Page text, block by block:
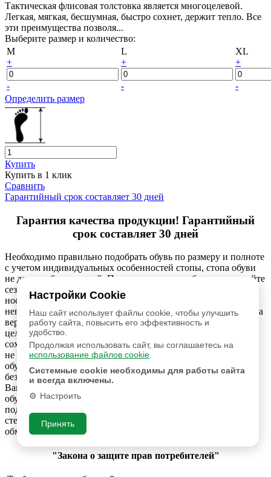
Настройки Cookie
Наш сайт использует файлы cookie, чтобы улучшить
работу сайта, повысить его эффективность и
удобство.
Продолжая использовать сайт, вы соглашаетесь на
использование файлов cookie
Системные cookie необходимы для работы сайта
и всегда включены.
Настроить
Принять
Тактическая флисовая толстовка является многоцелевой.
Легкая, мягкая, бесшумная, быстро сохнет, держит тепло. Все
эти преимущества позволя...
Выберите размер и количество:
M
+
-
L
+
-
XL
+
-
Определить размер
Купить
Купить в 1 клик
Сравнить
Гарантийный срок составляет 30 дней
Гарантия качества продукции! Гарантийный
срок составляет 30 дней
Необходимо правильно подобрать обувь по размеру и полноте
с учетом индивидуальных особенностей стопы, стопа обуви
не должна быть сжатой. При эксплуатации обуви учитывайте
сезонность. Помните – кожаная Обувь не предназначена для
носки в сырую дождливую погоду, т. к. она не является
непромокаемой ( как, например резиновая). Изменение цвета
верха обуви при попадании воды не является дефектом В
целях предотвращения разрыва шва в пяточной части и
сохранения формы обуви,, используйте специальную ложку,
не снимайте обувь наступая на задник., Запрещается мыть
обувь в воде. Сушить обувь только естественным путем
без использования нагревательных приборов - Обращаем
Ваше внимание, что во время эксплуатации темной кожаной
обуви возможен окрас подкладки: претензии по окрасу
подкладки рассматриваться не будут: -гарантия на набойки,
стельки и фурнитуру не распространяется: -уцененная обувь
обмену и возврату не подлежит.
"Закона о защите прав потребителей"